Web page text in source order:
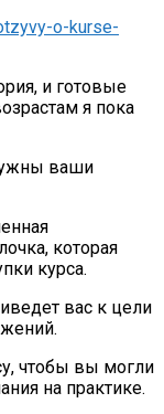
o-kurse-
и готовые
я пока
ваши
которая
курса.
вас к цели
чтобы вы могли
на практике.